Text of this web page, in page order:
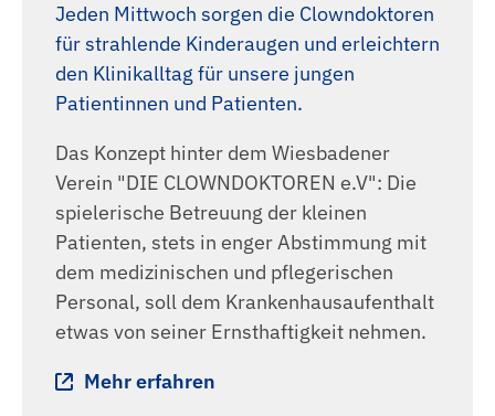
Jeden Mittwoch sorgen die Clowndoktoren
für strahlende Kinderaugen und erleichtern
den Klinikalltag für unsere jungen
Patientinnen und Patienten.
Das Konzept hinter dem Wiesbadener
Verein "DIE CLOWNDOKTOREN e.V": Die
spielerische Betreuung der kleinen
Patienten, stets in enger Abstimmung mit
dem medizinischen und pflegerischen
Personal, soll dem Krankenhausaufenthalt
etwas von seiner Ernsthaftigkeit nehmen.
Mehr erfahren